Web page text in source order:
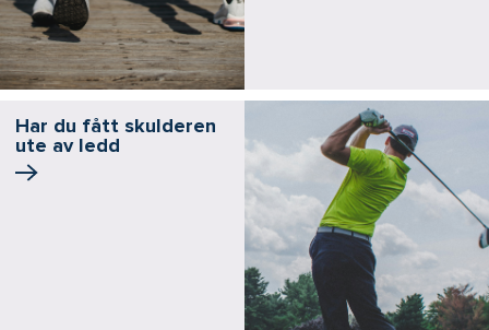
Har du fått skulderen
ute av ledd